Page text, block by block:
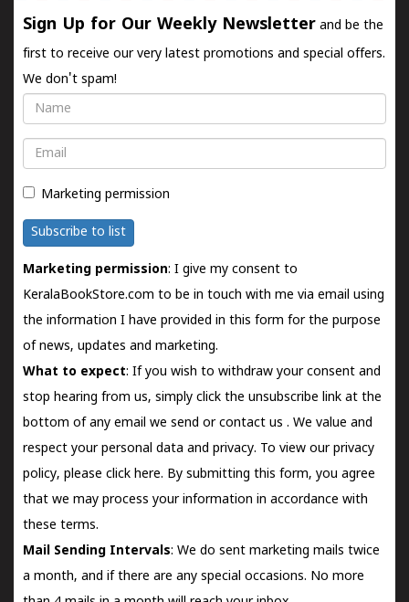
Sign Up for Our Weekly Newsletter and be the
first to receive our very latest promotions and special offers.
We don't spam!
Name
Email
Marketing permission
Subscribe to list
Marketing permission: I give my consent to
KeralaBookStore.com to be in touch with me via email using
the information I have provided in this form for the purpose
of news, updates and marketing.
What to expect: If you wish to withdraw your consent and
stop hearing from us, simply click the unsubscribe link at the
bottom of any email we send orcontact us . We value and
respect your personal data and privacy. To view our privacy
policy, please click here. By submitting this form, you agree
that we may process your information in accordance with
these terms.
Mail Sending Intervals: We do sent marketing mails twice
a month, and if there are any special occasions. No more